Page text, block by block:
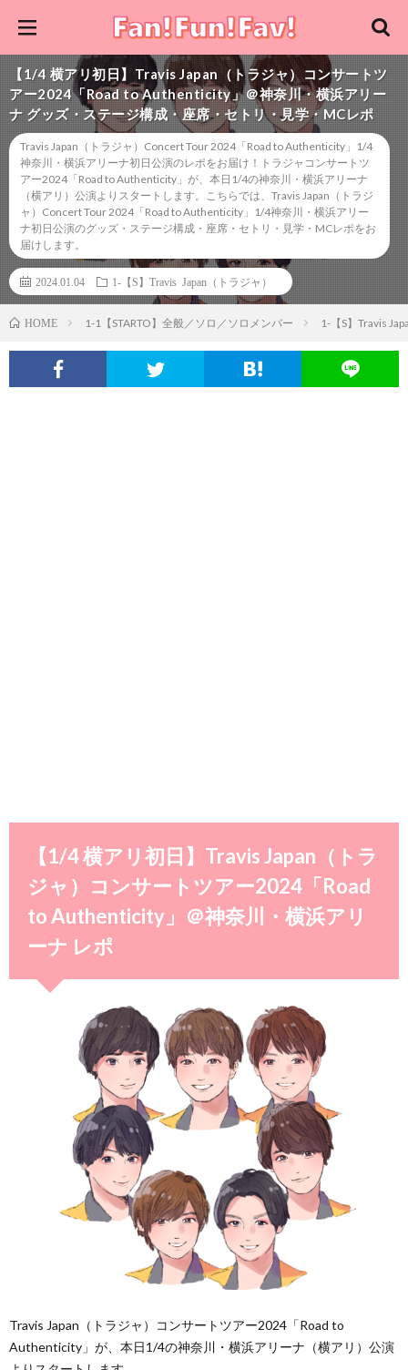
【1/4 横アリ初日】Travis Japan（トラジャ）コンサートツ
アー2024「Road to Authenticity」＠神奈川・横浜アリー
ナ グッズ・ステージ構成・座席・セトリ・見学・MCレポ
Travis Japan（トラジャ）Concert Tour 2024「Road to Authenticity」1/4
神奈川・横浜アリーナ初日公演のレポをお届け！トラジャコンサートツ
アー2024「Road to Authenticity」が、本日1/4の神奈川・横浜アリーナ
（横アリ）公演よりスタートします。こちらでは、Travis Japan（トラジ
ャ）Concert Tour 2024「Road to Authenticity」1/4神奈川・横浜アリー
ナ初日公演のグッズ・ステージ構成・座席・セトリ・見学・MCレポをお
届けします。
2024.01.04 1-【S】Travis Japan（トラジャ）
HOME 1-1【STARTO】全般／ソロ／ソロメンバー 1-【S】Travis
【1/4 横アリ初日】Travis Japan（トラ
ジャ）コンサートツアー2024「Road
to Authenticity」＠神奈川・横浜アリ
ーナ レポ
Travis Japan（トラジャ）コンサートツアー2024「Road to
Authenticity」が、本日1/4の神奈川・横浜アリーナ（横アリ）公演